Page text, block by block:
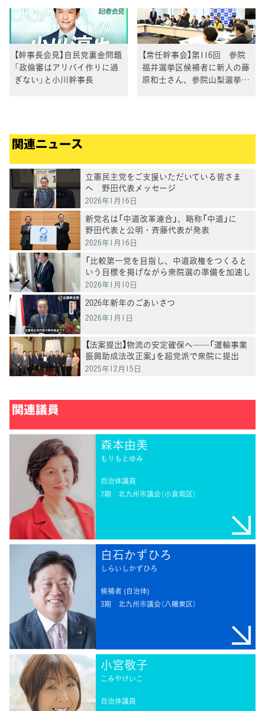
【幹事長会見】自民党裏金問題
「政倫審はアリバイ作りに過
ぎない」と小川幹事長
【常任幹事会】第116回 参院
福井選挙区候補者に新人の藤
原和士さん、参院山梨選挙区
関連ニュース
立憲民主党をご支援いただいている皆さま
へ 野田代表メッセージ
2026年1月16日
新党名は「中道改革連合」、略称「中道」に
野田代表と公明・斉藤代表が発表
2026年1月16日
「比較第一党を目指し、中道政権をつくると
いう目標を掲げながら衆院選の準備を加速し
たい」野田代表
2026年1月10日
2026年新年のごあいさつ
2026年1月1日
【法案提出】物流の安定確保へ──「運輸事業
振興助成法改正案」を超党派で衆院に提出
2025年12月15日
関連議員
森本由美
もりもとゆみ
自治体議員
7期 北九州市議会（小倉南区）
白石かずひろ
しらいしかずひろ
候補者 (自治体)
3期 北九州市議会（八幡東区）
小宮敬子
こみやけいこ
自治体議員